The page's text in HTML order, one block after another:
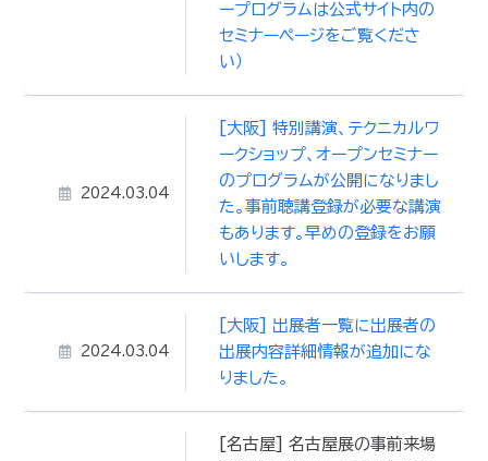
ープログラムは公式サイト内の
セミナーページをご覧くださ
い）
2024.03.04
[大阪] 特別講演、テクニカルワ
ークショップ、オープンセミナー
のプログラムが公開になりまし
た。事前聴講登録が必要な講演
もあります。早めの登録をお願
いします。
2024.03.04
[大阪] 出展者一覧に出展者の
出展内容詳細情報が追加にな
りました。
[名古屋] 名古屋展の事前来場